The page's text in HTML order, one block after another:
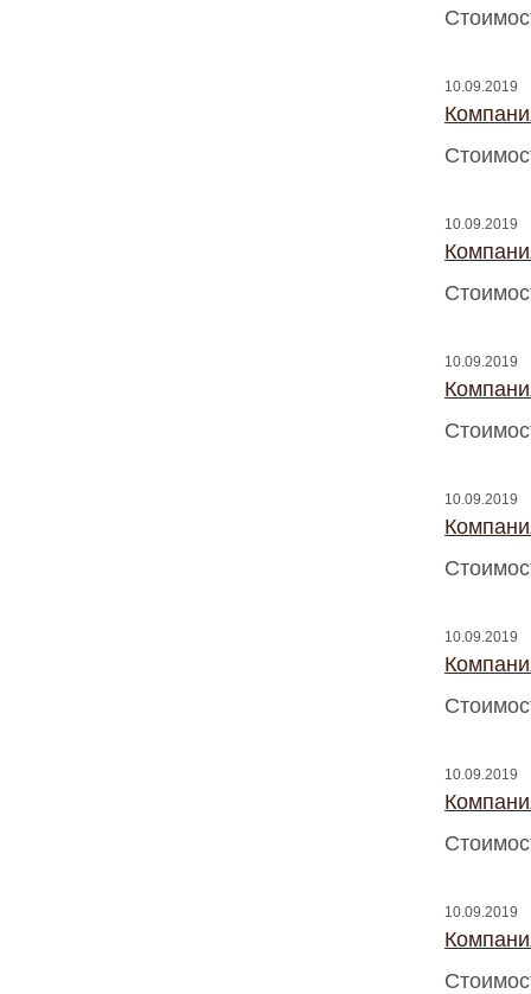
10.09.2019
10.09.2019
10.09.2019
10.09.2019
10.09.2019
10.09.2019
10.09.2019